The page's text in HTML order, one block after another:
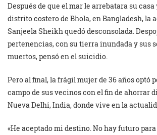
Después de que el mar le arrebatara su
distrito costero de Bhola, en Bangladesh, la
Sanjeela Sheikh quedó desconsolada.
pertenencias, con su tierra inundada y sus
muertos, pensó en el suicidio.
Pero al final, la frágil mujer de 36 años optó
campo de sus vecinos con el fin de ahorrar
Nueva Delhi, India, donde vive en la
«He aceptado mi destino. No hay futuro